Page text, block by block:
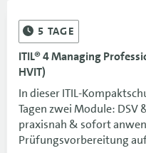
5 TAGE
ITIL® 4 Managing
HVIT)
In dieser ITIL-
Tagen zwei Module:
praxisnah & sofort
Prüfungsvorbereitung